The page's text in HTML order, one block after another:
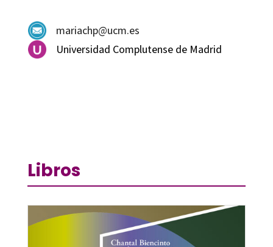
mariachp@ucm.es
Universidad Complutense de Madrid
Libros